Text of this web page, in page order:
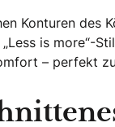
Konturen des
is more“-
– perfekt